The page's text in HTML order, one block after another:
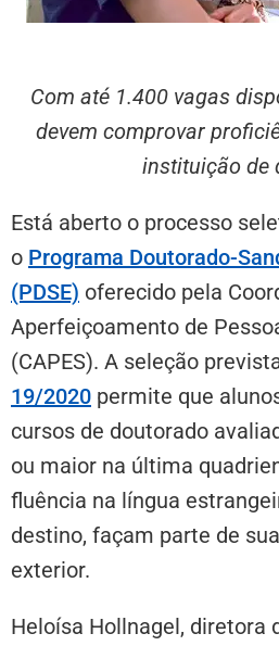
Com até 1.400 vagas
devem comprovar
instituição de
Está aberto o processo
o Programa Doutorado-
(PDSE) oferecido pela
Aperfeiçoamento de
(CAPES). A seleção
19/2020 permite que
cursos de doutorado
ou maior na última
fluência na língua
destino, façam parte de
exterior.
Heloísa Hollnagel, diretora